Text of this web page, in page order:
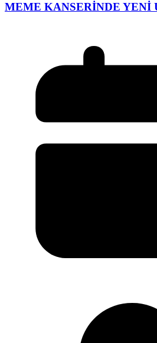
MEME KANSERİNDE YENİ